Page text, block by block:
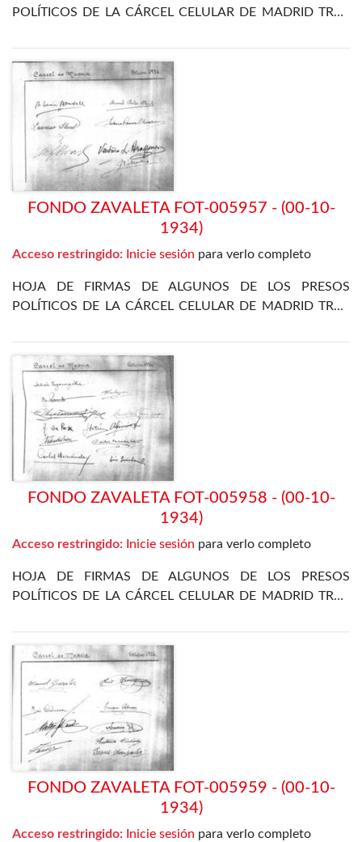
POLÍTICOS DE LA CÁRCEL CELULAR DE MADRID TRAS
FONDO ZAVALETA FOT-005957 - (00-10-
1934)
Acceso restringido: Inicie sesión para verlo completo
HOJA DE FIRMAS DE ALGUNOS DE LOS PRESOS
POLÍTICOS DE LA CÁRCEL CELULAR DE MADRID TRAS
FONDO ZAVALETA FOT-005958 - (00-10-
1934)
Acceso restringido: Inicie sesión para verlo completo
HOJA DE FIRMAS DE ALGUNOS DE LOS PRESOS
POLÍTICOS DE LA CÁRCEL CELULAR DE MADRID TRAS
FONDO ZAVALETA FOT-005959 - (00-10-
1934)
Acceso restringido: Inicie sesión para verlo completo